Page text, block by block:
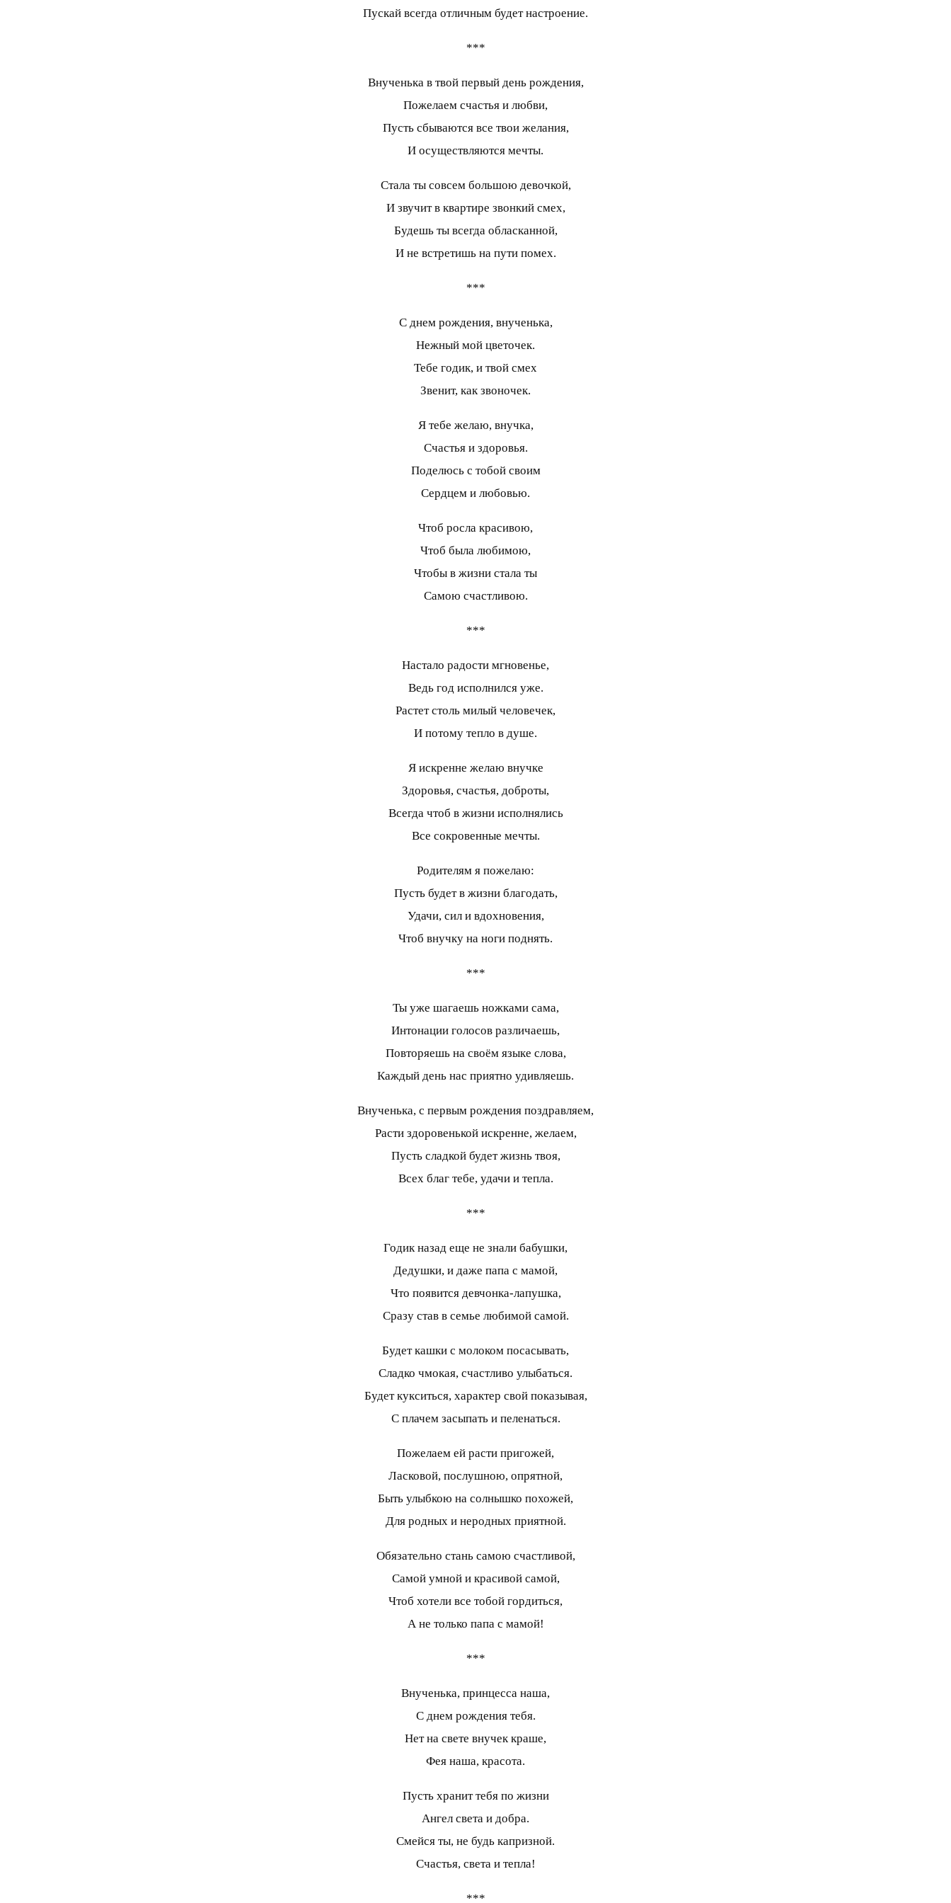
Пускай всегда отличным будет настроение.
***
Внученька в твой первый день рождения,
Пожелаем счастья и любви,
Пусть сбываются все твои желания,
И осуществляются мечты.
Стала ты совсем большою девочкой,
И звучит в квартире звонкий смех,
Будешь ты всегда обласканной,
И не встретишь на пути помех.
***
С днем рождения, внученька,
Нежный мой цветочек.
Тебе годик, и твой смех
Звенит, как звоночек.
Я тебе желаю, внучка,
Счастья и здоровья.
Поделюсь с тобой своим
Сердцем и любовью.
Чтоб росла красивою,
Чтоб была любимою,
Чтобы в жизни стала ты
Самою счастливою.
***
Настало радости мгновенье,
Ведь год исполнился уже.
Растет столь милый человечек,
И потому тепло в душе.
Я искренне желаю внучке
Здоровья, счастья, доброты,
Всегда чтоб в жизни исполнялись
Все сокровенные мечты.
Родителям я пожелаю:
Пусть будет в жизни благодать,
Удачи, сил и вдохновения,
Чтоб внучку на ноги поднять.
***
Ты уже шагаешь ножками сама,
Интонации голосов различаешь,
Повторяешь на своём языке слова,
Каждый день нас приятно удивляешь.
Внученька, с первым рождения поздравляем,
Расти здоровенькой искренне, желаем,
Пусть сладкой будет жизнь твоя,
Всех благ тебе, удачи и тепла.
***
Годик назад еще не знали бабушки,
Дедушки, и даже папа с мамой,
Что появится девчонка-лапушка,
Сразу став в семье любимой самой.
Будет кашки с молоком посасывать,
Сладко чмокая, счастливо улыбаться.
Будет кукситься, характер свой показывая,
С плачем засыпать и пеленаться.
Пожелаем ей расти пригожей,
Ласковой, послушною, опрятной,
Быть улыбкою на солнышко похожей,
Для родных и неродных приятной.
Обязательно стань самою счастливой,
Самой умной и красивой самой,
Чтоб хотели все тобой гордиться,
А не только папа с мамой!
***
Внученька, принцесса наша,
С днем рождения тебя.
Нет на свете внучек краше,
Фея наша, красота.
Пусть хранит тебя по жизни
Ангел света и добра.
Смейся ты, не будь капризной.
Счастья, света и тепла!
***